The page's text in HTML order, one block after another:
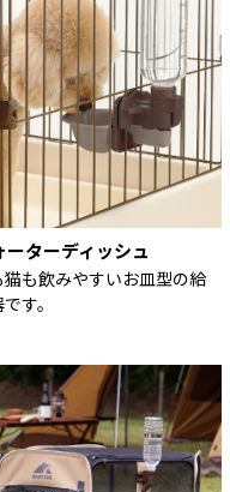
ーターディッシュ
猫も飲みやすいお皿型の給
す。